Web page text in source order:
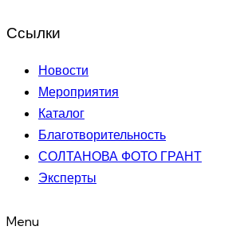
Ссылки
Новости
Мероприятия
Каталог
Благотворительность
СОЛТАНОВА ФОТО ГРАНТ
Эксперты
Menu